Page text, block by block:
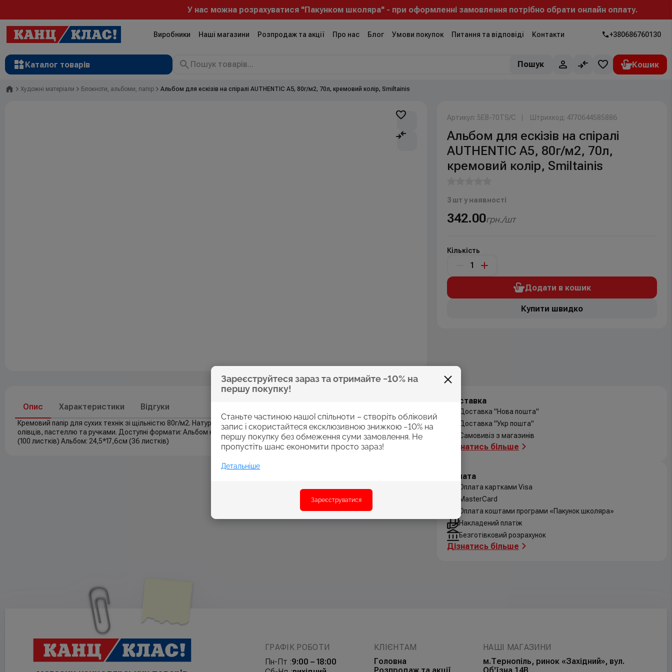
У нас можна розрахуватися "Пакунком школяра" - при оформленні замовлення потрібно обрати онлайн оплату.
Виробники Наші магазини Розпродаж та акції Про нас Блог Умови покупок Питання та відповіді Контакти +380686760130
Зареєструйтеся зараз та отримайте −10% на
першу покупку!
Станьте частиною нашої спільноти – створіть обліковий
запис і скористайтеся ексклюзивною знижкою −10% на
першу покупку без обмеження суми замовлення. Не
пропустіть шанс економити просто зараз!
Детальніше
Зареєструватися
Каталог товарів
Рюкзаки
Пошук
Головна
Художні матеріали Блокноти, альбоми, папір Альбом для ескізів на спіралі AUTHENTIC А5, 80г/м2, 70л, кремовий колір, Smiltainis
Артикул: 5EB-70TS/C Штрихкод: 4770644585886
Альбом для ескізів на спіралі
AUTHENTIC А5, 80г/м2, 70л,
кремовий колір, Smiltainis
3 шт у наявності
342.00грн./шт
Кількість
Додати в кошик
Купити швидко
Опис Характеристики Відгуки
Кремовий папір для сухих технік зі щільністю 80г/м2. Натуральна поверхня листків підходить для роботи всіма типами
олівців, пастеллю та ручками. Доступні формати: Альбом на спіралі: А5 (70 листків), А4 (100 листків) Склейка у папці: А4
(100 листків) Альбом: 24,5*17,6см (36 листків)
Доставка
Доставка "Нова пошта"
Доставка "Укр пошта"
Самовивіз з магазинів
Дізнатись більше
Оплата
Оплата картками Visa
MasterCard
Оплата коштами програми «Пакунок школяра»
Накладений платіж
Безготівковий розрахунок
Дізнатись більше
ГРАФІК РОБОТИ
Пн-Пт :9:00 – 18:00
КЛІЄНТАМ
Головна
НАШІ МАГАЗИНИ
м.Тернопіль, ринок «Західний», вул.